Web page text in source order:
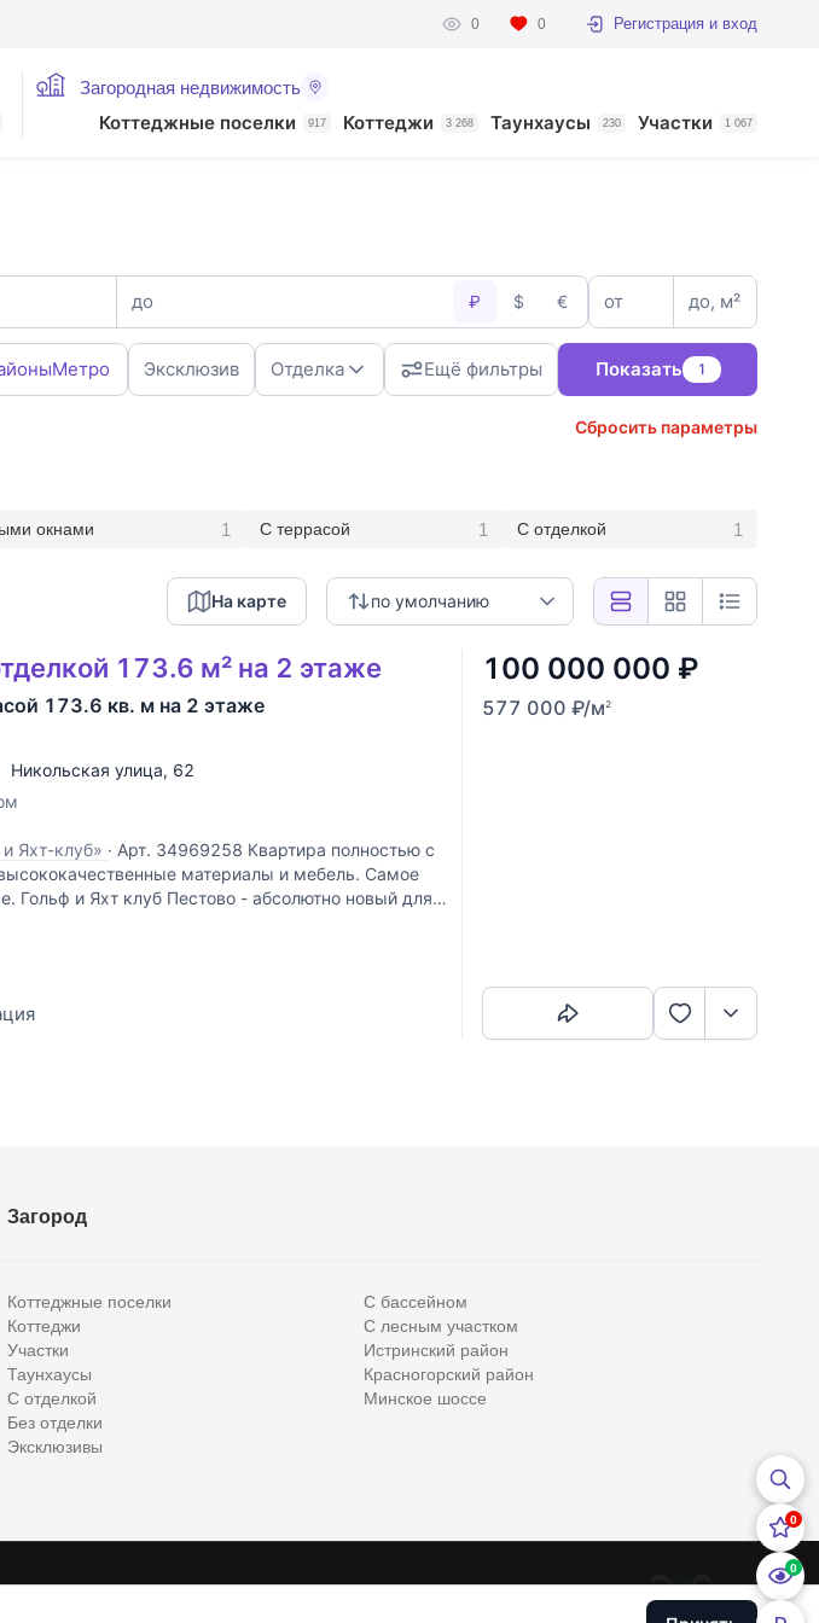
0 0 Регистрация и вход
Загородная недвижимость
Коттеджные поселки 917 Коттеджи 3 268 Таунхаусы 230 Участки 1 067
до ₽ $ € от до, м²
Метро Эксклюзив Отделка Ещё фильтры Показать 1
Сбросить параметры
окнами 1 С террасой 1 С отделкой 1
по умолчанию
На карте
173.6 м² на 2 этаже
173.6 кв. м на 2 этаже
Никольская улица, 62
Яхт-клуб» · Арт. 34969258 Квартира полностью с
материалы и мебель. Самое
Гольф и Яхт клуб Пестово - абсолютно новый для
100 000 000 ₽
577 000 ₽/м2
Загород
Коттеджные поселки
Коттеджи
Участки
Таунхаусы
С отделкой
Без отделки
Эксклюзивы
С бассейном
С лесным участком
Истринский район
Красногорский район
Минское шоссе
0
0
Все
Сегодня